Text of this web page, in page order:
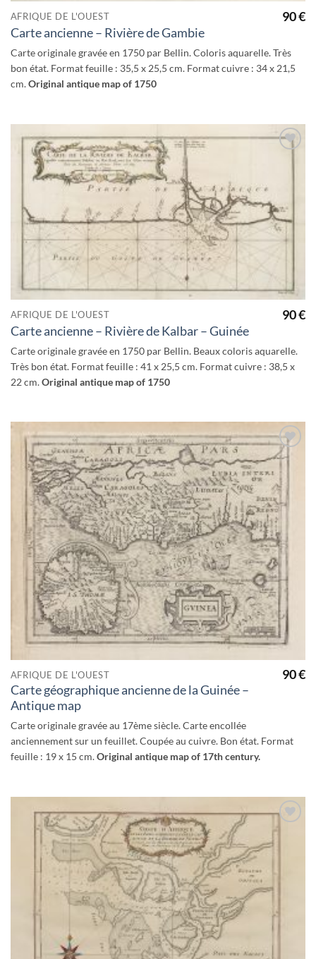
AFRIQUE DE L'OUEST
Carte ancienne – Rivière de Gambie
90€
Carte originale gravée en 1750 par Bellin. Coloris aquarelle. Très
bon état. Format feuille : 35,5 x 25,5 cm. Format cuivre : 34 x 21,5
cm.Original antique map of 1750
AFRIQUE DE L'OUEST
Carte ancienne – Rivière de Kalbar – Guinée
90€
Carte originale gravée en 1750 par Bellin. Beaux coloris aquarelle.
Très bon état. Format feuille : 41 x 25,5 cm. Format cuivre : 38,5 x
22 cm.Original antique map of 1750
Ajouter
à la
wishlist
AFRIQUE DE L'OUEST
Carte géographique ancienne de la Guinée –
Antique map
90€
Carte originale gravée au 17ème siècle. Carte encollée
anciennement sur un feuillet. Coupée au cuivre. Bon état. Format
feuille : 19 x 15 cm.Original antique map of 17th century.
Ajouter